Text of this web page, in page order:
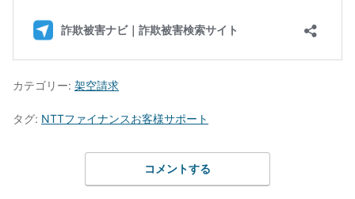
カテゴリー: 架空請求
タグ: NTTファイナンスお客様サポート
コメントする